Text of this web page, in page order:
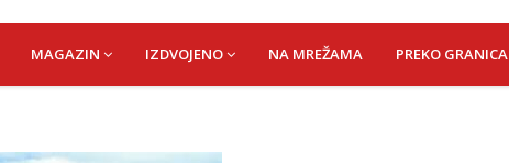
MAGAZIN IZDVOJENO NA MREŽAMA PREKO GRANICA